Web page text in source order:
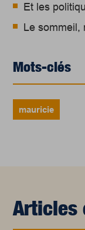
Et les
Le sommeil,
Mots-clés
mauricie
Articles